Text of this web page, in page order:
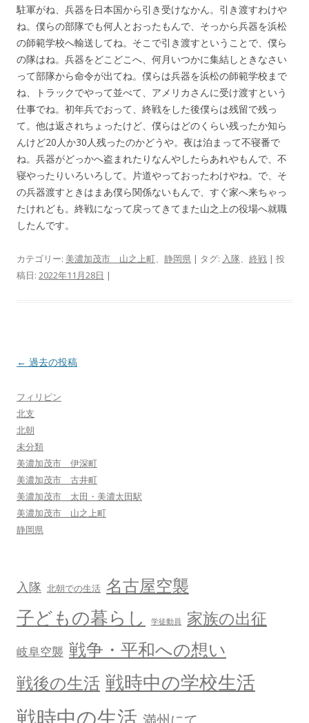
駐軍がね、兵器を日本国から引き受けなかん。引き渡すわけや
ね。僕らの部隊でも何人とおったもんで、そっから兵器を浜松
の師範学校へ輸送してね。そこで引き渡すということで、僕ら
の隊はね。兵器をどこどこへ、何月いつかに集結しときなさい
って部隊から命令が出てね。僕らは兵器を浜松の師範学校まで
ね、トラックでやって並べて、アメリカさんに受け渡すという
仕事でね。初年兵でおって、終戦をした後僕らは残留で残っ
て。他は返されちょったけど、僕らはどのくらい残ったか知ら
んけど20人か30人残ったのかどうや。夜は泊まって不寝番で
ね。兵器がどっかへ盗まれたりなんやしたらあれやもんで、不
寝やったりいろいろして。片道やっておったわけやね。で、そ
の兵器渡すときはまあ僕ら関係ないもんで、すぐ家へ来ちゃっ
たけれども。終戦になって戻ってきてまた山之上の役場へ就職
したんです。
カテゴリー: 美濃加茂市 山之上町、 静岡県 | タグ: 入隊、 終戦 | 投
稿日: 2022年11月28日 |
投
ナ
ビ
ゲ
ー
シ
ョ
ン
← 過去の投稿
フィリピン
北支
北朝
未分類
美濃加茂市 伊深町
美濃加茂市 古井町
美濃加茂市 太田・美濃太田駅
美濃加茂市 山之上町
静岡県
入隊 北朝での生活 名古屋空襲
子どもの暮らし 学徒動員 家族の出征
岐阜空襲 戦争・平和への想い
戦後の生活 戦時中の学校生活
戦時中の生活